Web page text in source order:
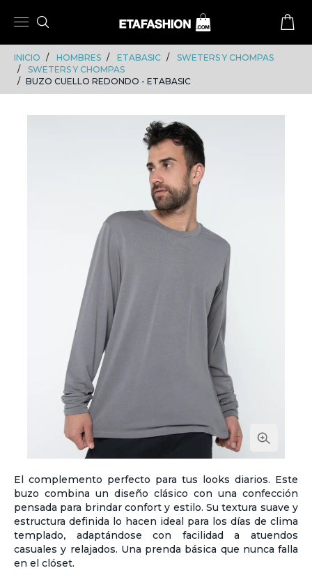
INICIO HOMBRES ETABASIC
SWETERS Y CHOMPAS
SWETERS Y CHOMPAS
BUZO CUELLO REDONDO - ETABASIC
El complemento perfecto para tus looks diarios. Este
buzo combina un diseño clásico con una confección
pensada para brindar confort y estilo. Su textura suave y
estructura definida lo hacen ideal para los días de clima
templado, adaptándose con facilidad a atuendos
casuales y relajados. Una prenda básica que nunca falla
en el clóset.